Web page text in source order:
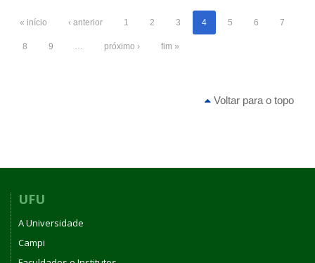
« início ‹ anterior 1 2 3 4 5 6 7
8 9 … próximo › fim »
Voltar para o topo
UFU
A Universidade
Campi